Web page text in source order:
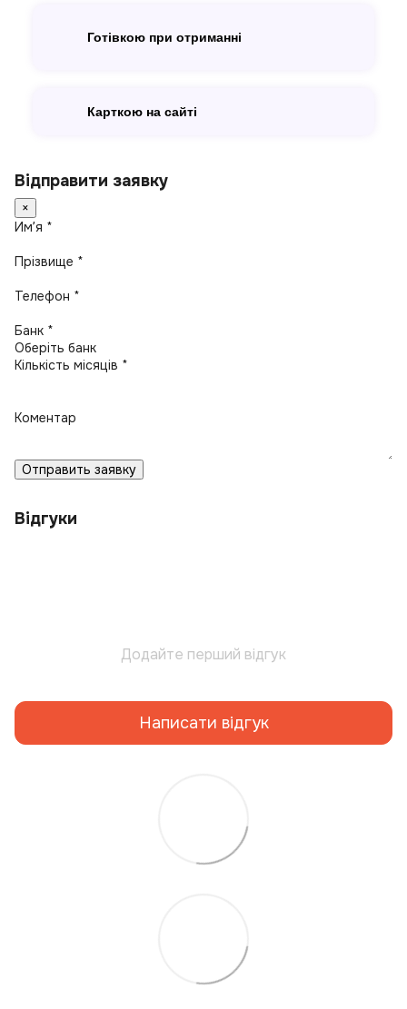
Готівкою при отриманні
Карткою на сайті
Відправити заявку
×
Имʼя *
Прізвище *
Телефон *
Банк *
Кількість місяців *
Коментар
Отправить заявку
Відгуки
Додайте перший відгук
Написати відгук